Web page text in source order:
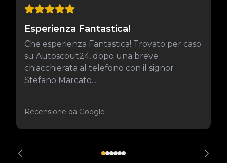
Esperienza Fantastica!
Che esperienza Fantastica! Trovato per caso
su Autoscout24, dopo una breve
chiacchierata al telefono con il signor
Stefano Marcato...
Recensione da Google